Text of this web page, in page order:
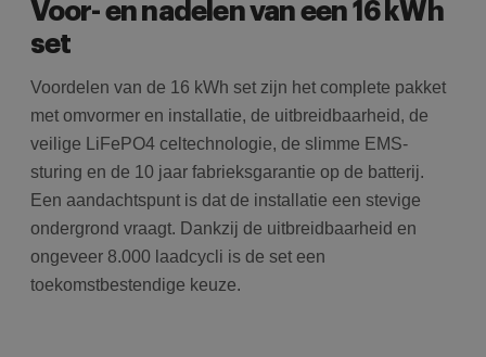
Voor- en nadelen van een 16 kWh
set
Voordelen van de 16 kWh set zijn het complete pakket
met omvormer en installatie, de uitbreidbaarheid, de
veilige LiFePO4 celtechnologie, de slimme EMS-
sturing en de 10 jaar fabrieksgarantie op de batterij.
Een aandachtspunt is dat de installatie een stevige
ondergrond vraagt. Dankzij de uitbreidbaarheid en
ongeveer 8.000 laadcycli is de set een
toekomstbestendige keuze.